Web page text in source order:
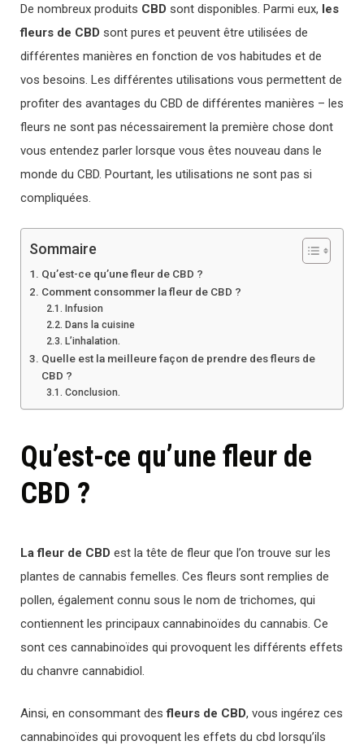
De nombreux produits CBD sont disponibles. Parmi eux, les
fleurs de CBD sont pures et peuvent être utilisées de
différentes manières en fonction de vos habitudes et de
vos besoins. Les différentes utilisations vous permettent de
profiter des avantages du CBD de différentes manières – les
fleurs ne sont pas nécessairement la première chose dont
vous entendez parler lorsque vous êtes nouveau dans le
monde du CBD. Pourtant, les utilisations ne sont pas si
compliquées.
Sommaire
Qu’est-ce qu’une fleur de CBD ?
Comment consommer la fleur de CBD ?
Infusion
Dans la cuisine
L’inhalation.
Quelle est la meilleure façon de prendre des fleurs de
CBD ?
Conclusion.
Qu’est-ce qu’une fleur de
CBD ?
La fleur de CBD est la tête de fleur que l’on trouve sur les
plantes de cannabis femelles. Ces fleurs sont remplies de
pollen, également connu sous le nom de trichomes, qui
contiennent les principaux cannabinoïdes du cannabis. Ce
sont ces cannabinoïdes qui provoquent les différents effets
du chanvre cannabidiol.
Ainsi, en consommant desfleurs de CBD, vous ingérez ces
cannabinoïdes qui provoquent les effets du cbd lorsqu’ils